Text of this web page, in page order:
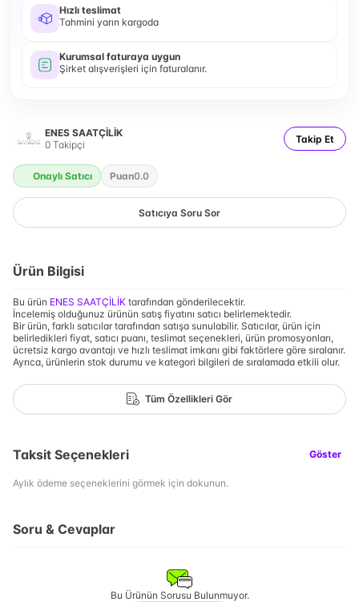
Hızlı teslimat
Tahmini yarın kargoda
Kurumsal faturaya uygun
Şirket alışverişleri için faturalanır.
ENES SAATÇİLİK
0 Takipçi Takip Et
Onaylı Satıcı Puan0.0
Satıcıya Soru Sor
Ürün Bilgisi
Bu ürün ENES SAATÇİLİK tarafından gönderilecektir.
İncelemiş olduğunuz ürünün satış fiyatını satıcı belirlemektedir.
Bir ürün, farklı satıcılar tarafından satışa sunulabilir. Satıcılar, ürün için
belirledikleri fiyat, satıcı puanı, teslimat seçenekleri, ürün promosyonları,
ücretsiz kargo avantajı ve hızlı teslimat imkanı gibi faktörlere göre sıralanır.
Ayrıca, ürünlerin stok durumu ve kategori bilgileri de sıralamada etkili olur.
Tüm Özellikleri Gör
Taksit Seçenekleri Göster
Aylık ödeme seçeneklerini görmek için dokunun.
Soru & Cevaplar
Bu Ürünün Sorusu Bulunmuyor.